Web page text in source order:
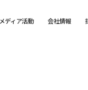
メディア活動 会社情報